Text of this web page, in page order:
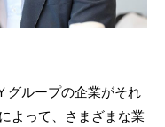
グループの企業がそれ
よって、さまざまな業